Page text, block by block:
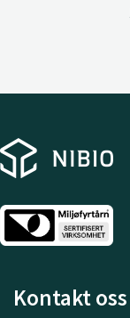
Kontakt oss